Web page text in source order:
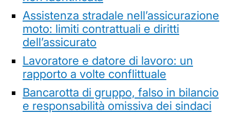
Assistenza stradale nell’assicurazione
moto: limiti contrattuali e diritti
dell’assicurato
Lavoratore e datore di lavoro: un
rapporto a volte conflittuale
Bancarotta di gruppo, falso in bilancio
e responsabilità omissiva dei sindaci